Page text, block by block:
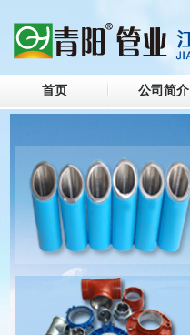
首页 公司简介